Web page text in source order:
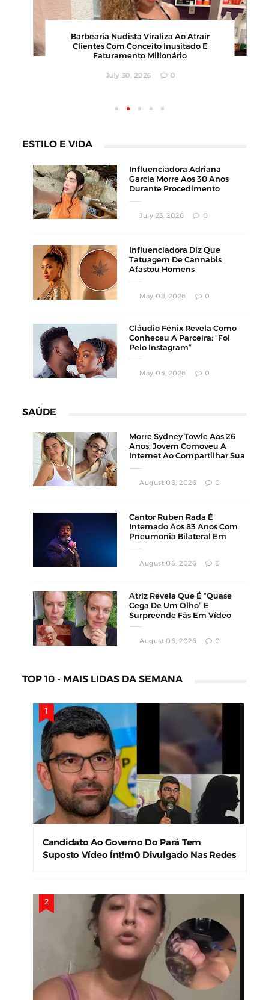
Karyna Shuliak Pode Herdar Até US$ 100
Milhões Da Fortuna De Jeffrey Epstein,
Apontam Documentos Dos EUA
July 29, 2026 0
ESTILO E VIDA
Influenciadora Adriana
Garcia Morre Aos 30 Anos
Durante Procedimento
July 23, 2026 0
Influenciadora Diz Que
Tatuagem De Cannabis
Afastou Homens
May 08, 2026 0
Cláudio Fénix Revela Como
Conheceu A Parceira: “Foi
Pelo Instagram”
May 05, 2026 0
SAÚDE
Morre Sydney Towle Aos 26
Anos; Jovem Comoveu A
Internet Ao Compartilhar Sua
August 06, 2026 0
Cantor Ruben Rada É
Internado Aos 83 Anos Com
Pneumonia Bilateral Em
August 06, 2026 0
Atriz Revela Que É “Quase
Cega De Um Olho” E
Surpreende Fãs Em Vídeo
August 06, 2026 0
TOP 10 - MAIS LIDAS DA SEMANA
Candidato Ao Governo Do Pará Tem
Suposto Vídeo Ínt!m0 Divulgado Nas Redes